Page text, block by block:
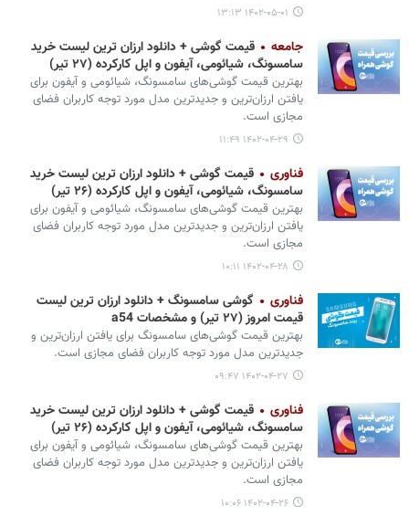
۱۴۰۲-۰۵-۰۱ ۱۳:۱۳
جامعه
قیمت گوشی + دانلود ارزان ترین لیست خرید
سامسونگ، شیائومی، آیفون و اپل کارکرده (۲۷ تیر)
بهترین قیمت گوشی‌های سامسونگ، شیائومی و آیفون برای
یافتن ارزان‌ترین و جدیدترین مدل مورد توجه کاربران فضای
مجازی است.
۱۴۰۲-۰۴-۲۹ ۱۱:۴۹
فناوری
قیمت گوشی + دانلود ارزان ترین لیست خرید
سامسونگ، شیائومی، آیفون و اپل کارکرده (۲۶ تیر)
بهترین قیمت گوشی‌های سامسونگ، شیائومی و آیفون برای
یافتن ارزان‌ترین و جدیدترین مدل مورد توجه کاربران فضای
مجازی است.
۱۴۰۲-۰۴-۲۸ ۱۰:۱۱
فناوری
گوشی سامسونگ + دانلود ارزان ترین لیست
قیمت امروز (۲۷ تیر) و مشخصات a54
بهترین قیمت گوشی‌های سامسونگ برای یافتن ارزان‌ترین و
جدیدترین مدل مورد توجه کاربران فضای مجازی است.
۱۴۰۲-۰۴-۲۷ ۰۹:۴۷
فناوری
قیمت گوشی + دانلود ارزان ترین لیست خرید
سامسونگ، شیائومی، آیفون و اپل کارکرده (۲۶ تیر)
بهترین قیمت گوشی‌های سامسونگ، شیائومی و آیفون برای
یافتن ارزان‌ترین و جدیدترین مدل مورد توجه کاربران فضای
مجازی است.
۱۴۰۲-۰۴-۲۶ ۱۰:۰۶